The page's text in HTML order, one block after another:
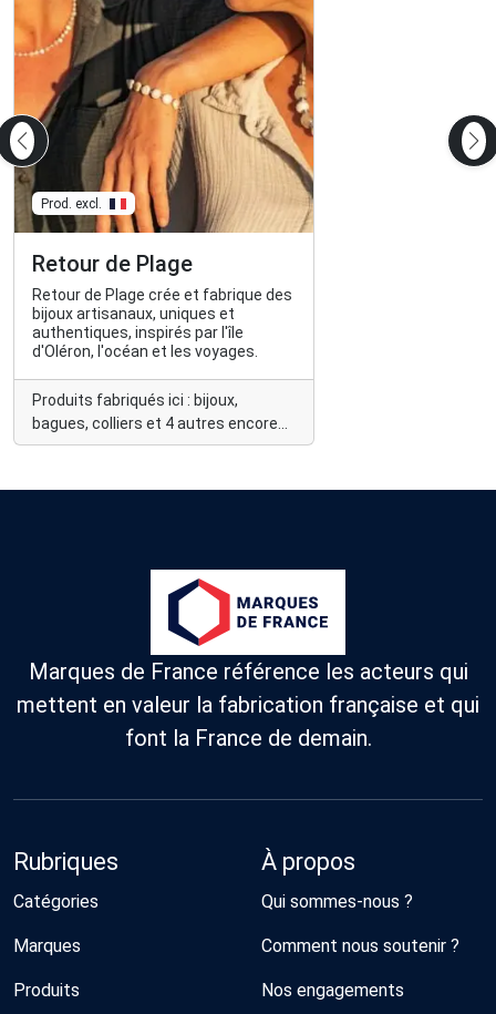
Prod. excl.
Retour de Plage
Retour de Plage crée et fabrique des
bijoux artisanaux, uniques et
authentiques, inspirés par l'île
d'Oléron, l'océan et les voyages.
Produits fabriqués ici : bijoux,
bagues, colliers et 4 autres encore...
Marques de France référence les acteurs qui
mettent en valeur la fabrication française et qui
font la France de demain.
Rubriques
Catégories
Marques
Produits
À propos
Qui sommes-nous ?
Comment nous soutenir ?
Nos engagements